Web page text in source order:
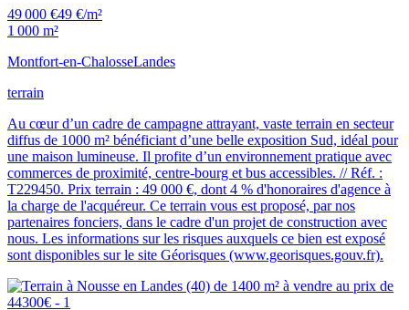
49 000 €49 €/m²
1 000 m²
Montfort-en-ChalosseLandes
terrain
Au cœur d’un cadre de campagne attrayant, vaste terrain en secteur
diffus de 1000 m² bénéficiant d’une belle exposition Sud, idéal pour
une maison lumineuse. Il profite d’un environnement pratique avec
commerces de proximité, centre-bourg et bus accessibles. // Réf. :
T229450. Prix terrain : 49 000 €, dont 4 % d'honoraires d'agence à
la charge de l'acquéreur. Ce terrain vous est proposé, par nos
partenaires fonciers, dans le cadre d'un projet de construction avec
nous. Les informations sur les risques auxquels ce bien est exposé
sont disponibles sur le site Géorisques (www.georisques.gouv.fr).